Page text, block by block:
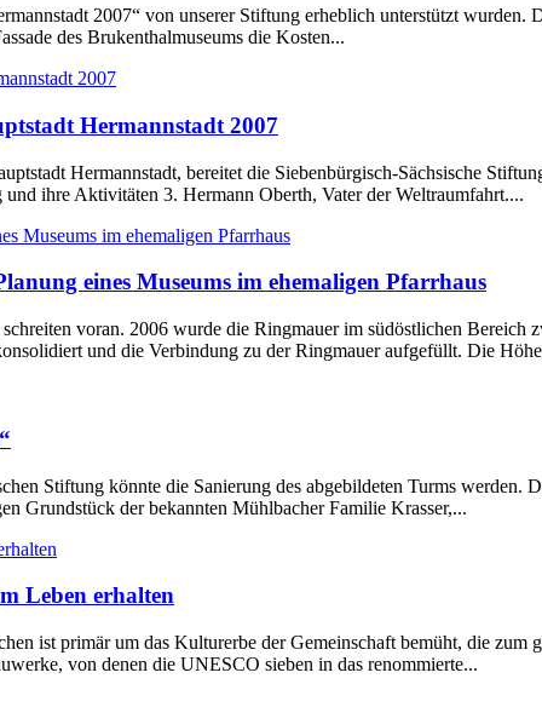
2007“ von unserer Stiftung erheblich unterstützt wurden.
des Brukenthalmuseums die Kosten...
Hermannstadt 2007
Hermannstadt, bereitet die Siebenbürgisch-Sächsische
ihre Aktivitäten 3. Hermann Oberth, Vater der Weltraumfahrt....
eines Museums im ehemaligen Pfarrhaus
voran. 2006 wurde die Ringmauer im südöstlichen Bereich
und die Verbindung zu der Ringmauer aufgefüllt. Die
Stiftung könnte die Sanierung des abgebildeten Turms werden.
Grundstück der bekannten Mühlbacher Familie Krasser,...
Leben erhalten
ist primär um das Kulturerbe der Gemeinschaft bemüht, die zum
von denen die UNESCO sieben in das renommierte...